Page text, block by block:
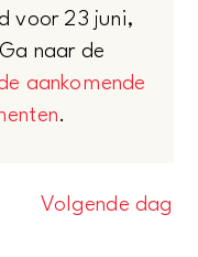
voor 23 juni,
naar de
aankomende
.
Volgende dag